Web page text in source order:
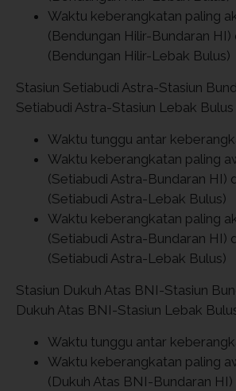
Waktu keberangkatan paling
(Bendungan Hilir-Bundaran HI)
(Bendungan Hilir-Lebak Bulus)
Stasiun Setiabudi Astra-Stasiun
Setiabudi Astra-Stasiun Lebak Bulus
Waktu tunggu antar
Waktu keberangkatan paling
(Setiabudi Astra-Bundaran HI)
(Setiabudi Astra-Lebak Bulus)
Waktu keberangkatan paling
(Setiabudi Astra-Bundaran HI)
(Setiabudi Astra-Lebak Bulus)
Stasiun Dukuh Atas BNI-Stasiun
Dukuh Atas BNI-Stasiun Lebak
Waktu tunggu antar
Waktu keberangkatan paling
(Dukuh Atas BNI-Bundaran